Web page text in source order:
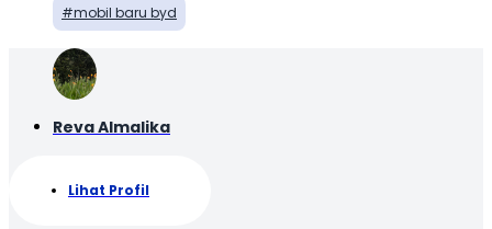
mobil baru byd
Reva Almalika
Lihat Profil